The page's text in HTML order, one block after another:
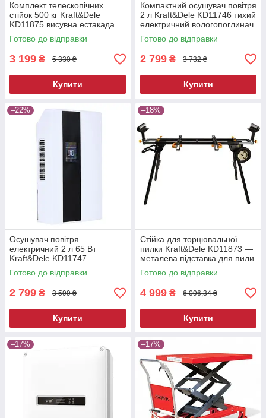
Комплект телескопічних
стійок 500 кг Kraft&Dele
KD11875 висувна естакада
Готово до відправки
3 199 ₴ 5 330 ₴
Купити
Компактний осушувач повітря
2 л Kraft&Dele KD11746 тихий
електричний вологопоглинач
Готово до відправки
2 799 ₴ 3 732 ₴
Купити
–22%
Осушувач повітря
електричний 2 л 65 Вт
Kraft&Dele KD11747
побутовий вологопоглинач
Готово до відправки
2 799 ₴ 3 599 ₴
Купити
–18%
Стійка для торцювальної
пилки Kraft&Dele KD11873 —
металева підставка для пили
Готово до відправки
4 999 ₴ 6 096,34 ₴
Купити
–17% –17%